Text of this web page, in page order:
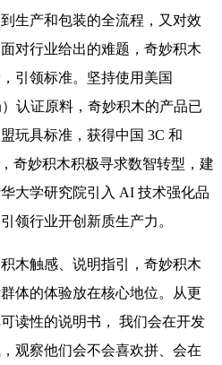
生产和包装的全流程，又对效
对行业给出的难题，奇妙积木
引领标准。坚持使用美国
认证原料，奇妙积木的产品已
玩具标准，获得中国 3C 和
奇妙积木积极寻求数智转型，建
大学研究院引入 AI 技术强化品
领行业开创新质生产力。
木触感、说明指引，奇妙积木
体的体验放在核心地位。从更
读性的说明书， 我们会在开发
观察他们会不会喜欢拼、会在